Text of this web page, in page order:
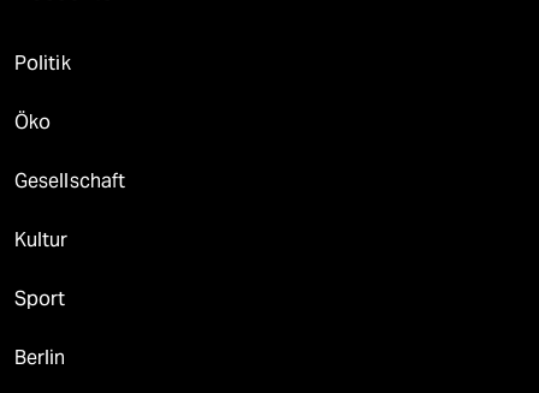
Politik
Öko
Gesellschaft
Kultur
Sport
Berlin